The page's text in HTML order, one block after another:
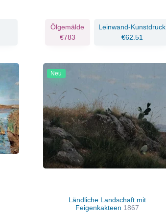
Ölgemälde
€783
Leinwand-Kunstdruck
€62.51
Neu
Ländliche Landschaft mit
Feigenkakteen 1867